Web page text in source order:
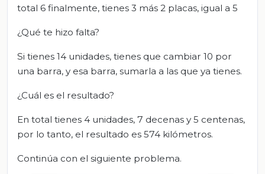
total 6 finalmente, tienes 3 más 2 placas, igual a 5
¿Qué te hizo falta?
Si tienes 14 unidades, tienes que cambiar 10 por
una barra, y esa barra, sumarla a las que ya tienes.
¿Cuál es el resultado?
En total tienes 4 unidades, 7 decenas y 5 centenas,
por lo tanto, el resultado es 574 kilómetros.
Continúa con el siguiente problema.